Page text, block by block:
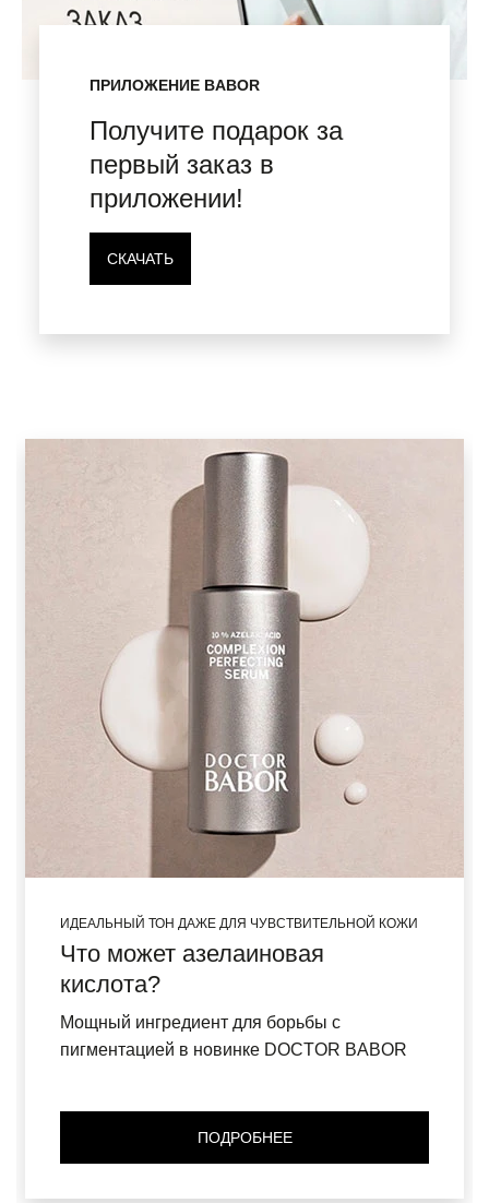
ПРИЛОЖЕНИЕ BABOR
Получите подарок за
первый заказ в
приложении!
СКАЧАТЬ
ИДЕАЛЬНЫЙ ТОН ДАЖЕ ДЛЯ ЧУВСТВИТЕЛЬНОЙ КОЖИ
Что может азелаиновая
кислота?
Мощный ингредиент для борьбы с
пигментацией в новинке DOCTOR BABOR
ПОДРОБНЕЕ